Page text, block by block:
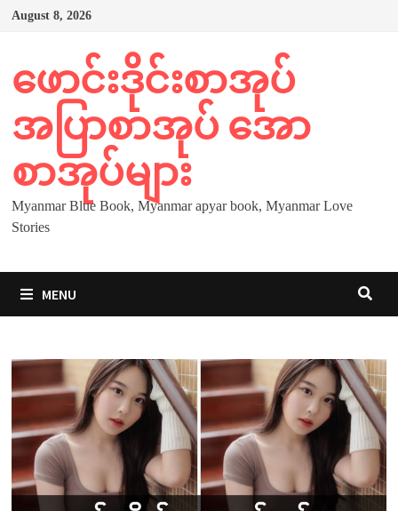
Skip
August 8, 2026
ဖောင်းဒိုင်းစာအုပ်
အပြာစာအုပ် အော
စာအုပ်များ
Myanmar Blue Book, Myanmar apyar book, Myanmar Love
Stories
MENU